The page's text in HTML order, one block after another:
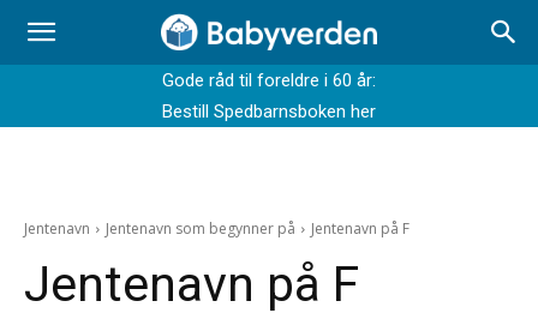
Gode råd til foreldre i 60 år:
Bestill Spedbarnsboken her
Jentenavn Jentenavn som begynner på Jentenavn på F
Jentenavn på F